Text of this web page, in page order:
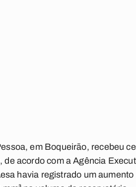
em Boqueirão, recebeu
de acordo com a Agência
havia registrado um